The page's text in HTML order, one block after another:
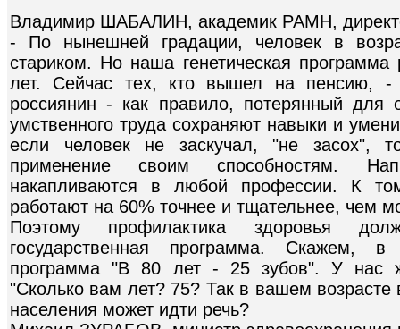
Владимир ШАБАЛИН, академик РАМН,
- По нынешней градации, человек в
стариком. Но наша генетическая программа
лет. Сейчас тех, кто вышел на пенсию, -
россиянин - как правило, потерянный
умственного труда сохраняют навыки и
если человек не заскучал, "не засох",
применение своим способностям.
накапливаются в любой профессии. К
работают на 60% точнее и тщательнее, чем
Поэтому профилактика здоровья
государственная программа. Скажем, в
программа "В 80 лет - 25 зубов". У нас
"Сколько вам лет? 75? Так в вашем
населения может идти речь?